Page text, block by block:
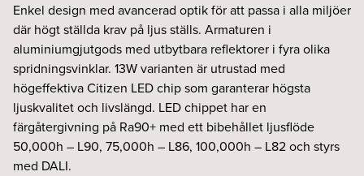
Enkel design med avancerad optik för att passa i alla miljöer
där högt ställda krav på ljus ställs. Armaturen i
aluminiumgjutgods med utbytbara reflektorer i fyra olika
spridningsvinklar. 13W varianten är utrustad med
högeffektiva Citizen LED chip som garanterar högsta
ljuskvalitet och livslängd. LED chippet har en
färgåtergivning på Ra90+ med ett bibehållet ljusflöde
50,000h – L90, 75,000h – L86, 100,000h – L82 och styrs
med DALI.